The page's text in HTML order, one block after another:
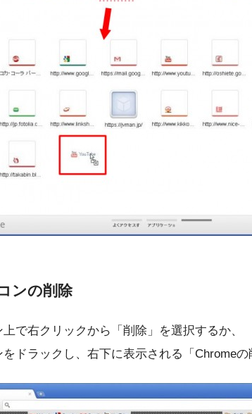
ンの削除
で右クリックから「削除」を選択するか、
をドラックし、右下に表示される「Chromeの